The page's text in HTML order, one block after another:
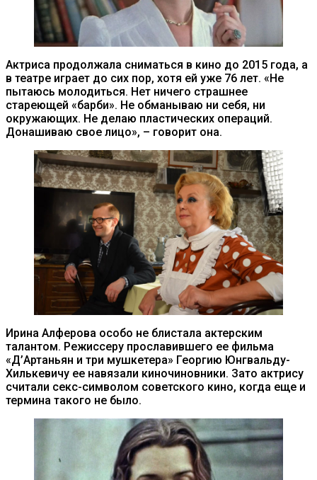
Актриса продолжала сниматься в кино до 2015 года, а
в театре играет до сих пор, хотя ей уже 76 лет. «Не
пытаюсь молодиться. Нет ничего страшнее
стареющей «барби». Не обманываю ни себя, ни
окружающих. Не делаю пластических операций.
Донашиваю свое лицо», – говорит она.
Ирина Алферова особо не блистала актерским
талантом. Режиссеру прославившего ее фильма
«Д’Артаньян и три мушкетера» Георгию Юнгвальду-
Хилькевичу ее навязали киночиновники. Зато актрису
считали секс-символом советского кино, когда еще и
термина такого не было.